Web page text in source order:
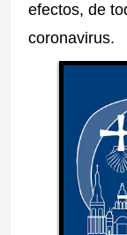
efectos, de
coronavirus.